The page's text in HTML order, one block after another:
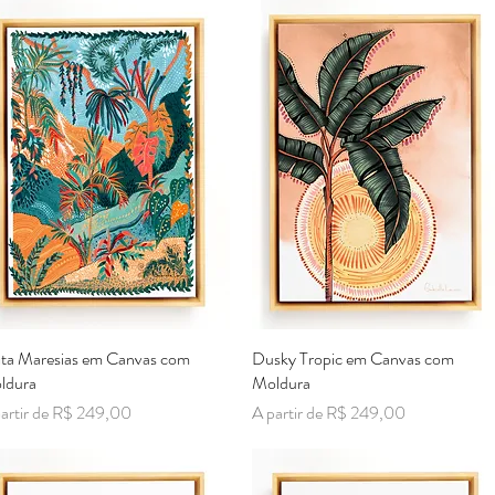
Visualização rápida
Maresias em Canvas com
deR$ 249,00
promocional
Visualização rápida
Dusky Tropic em Canvas com
Moldura
A partir deR$ 249,00
Preço promocional